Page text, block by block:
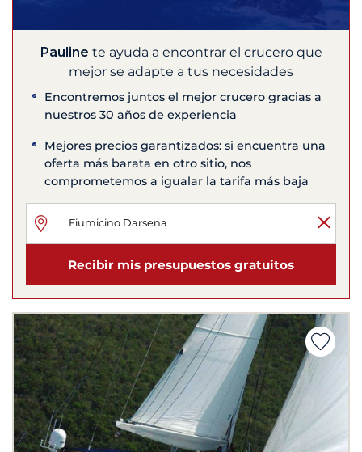
Pauline te ayuda a encontrar el crucero que
mejor se adapte a tus necesidades
Encontremos juntos el mejor crucero gracias a
nuestros 30 años de experiencia
Mejores precios garantizados: si encuentra una
oferta más barata en otro sitio, nos
comprometemos a igualar la tarifa más baja
Recibir mis presupuestos gratuitos